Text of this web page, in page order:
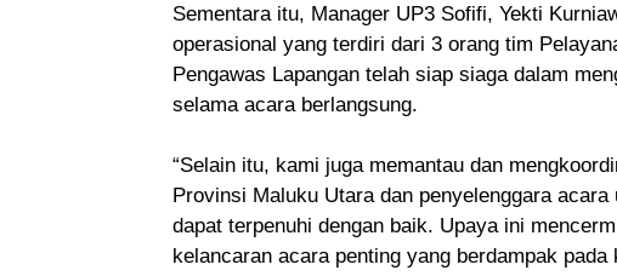
Sementara itu, Manager UP3 Sofifi, Yekti
operasional yang terdiri dari 3 orang tim
Pengawas Lapangan telah siap siaga dalam
selama acara berlangsung.
“Selain itu, kami juga memantau dan
Provinsi Maluku Utara dan penyelenggara
dapat terpenuhi dengan baik. Upaya ini
kelancaran acara penting yang berdampak